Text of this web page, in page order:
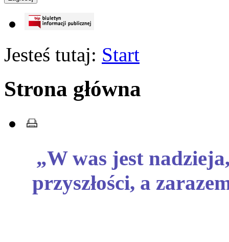
Jesteś tutaj: Start
Strona główna
„W was jest
przyszłości, a